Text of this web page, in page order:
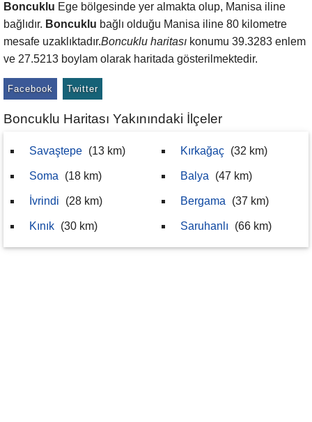
Boncuklu Ege bölgesinde yer almakta olup, Manisa iline
bağlıdır. Boncuklu bağlı olduğu Manisa iline 80 kilometre
mesafe uzaklıktadır.Boncuklu haritası konumu 39.3283 enlem
ve 27.5213 boylam olarak haritada gösterilmektedir.
Facebook Twitter
Boncuklu Haritası Yakınındaki İlçeler
Savaştepe (13 km)
Soma (18 km)
İvrindi (28 km)
Kınık (30 km)
Kırkağaç (32 km)
Balya (47 km)
Bergama (37 km)
Saruhanlı (66 km)